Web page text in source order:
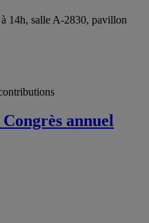
14h, salle A-2830, pavillon
annuel